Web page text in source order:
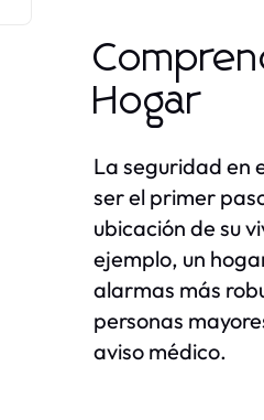
Hogar
La seguridad en
ser el primer
ubicación de su
ejemplo, un
alarmas más
personas
aviso médico.